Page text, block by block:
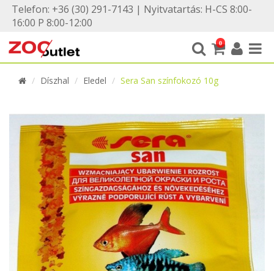
Telefon: +36 (30) 291-7143 | Nyitvatartás: H-CS 8:00-
16:00 P 8:00-12:00
0
Díszhal Eledel Sera San színfokozó 10g